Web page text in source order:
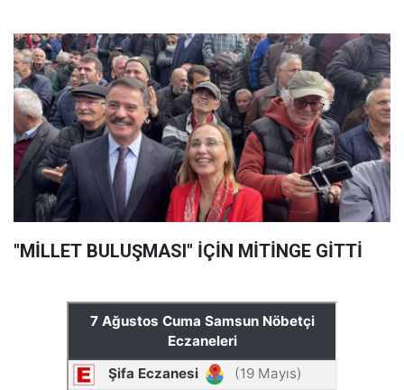
"MİLLET BULUŞMASI" İÇİN MİTİNGE GİTTİ